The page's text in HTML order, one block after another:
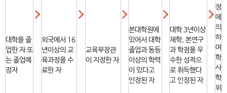
대학을 졸
업한 자 또
는 졸업예
정자
외국에서 16
년이상의 교
육과정을 수
료한 자
교육부장관
이 지정한 자
본대학원에
있어서 대학
졸업과 동등
이상의 학력
이 있다고
인정된 자
대학 3년이상
재학, 본연구
과 학점을 우
수한 성적으
로 취득했다
고 인정된 자
정
에
의
하
여
학
사
학
위